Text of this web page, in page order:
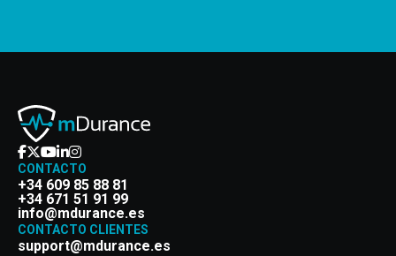
CONTACTO
+34 609 85 88 81
+34 671 51 91 99
info@mdurance.es
CONTACTO CLIENTES
support@mdurance.es